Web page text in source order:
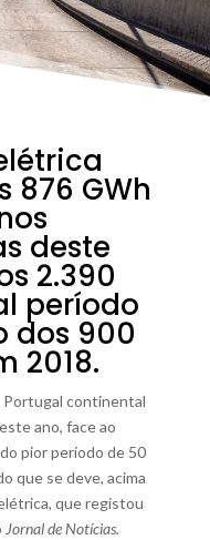
876 GWh
deste
2.390
período
dos 900
2018.
Portugal continental
ano, face ao
pior período de 50
que se deve, acima
que registou
Jornal de Notícias.